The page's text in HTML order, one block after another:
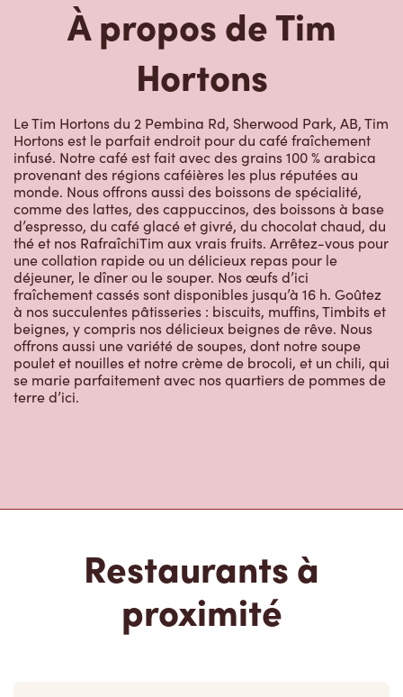
Le Tim Hortons du 2 Pembina Rd, Sherwood Park, AB, Tim
Hortons est le parfait endroit pour du café fraîchement
infusé. Notre café est fait avec des grains 100 % arabica
monde. Nous offrons aussi des boissons de spécialité,
comme des lattes, des cappuccinos, des boissons à base
d’espresso, du café glacé et givré, du chocolat chaud, du
thé et nos RafraîchiTim aux vrais fruits. Arrêtez-vous pour
une collation rapide ou un délicieux repas pour le
déjeuner, le dîner ou le souper. Nos œufs d’ici
fraîchement cassés sont disponibles jusqu’à 16 h. Goûtez
à nos succulentes pâtisseries : biscuits, muffins, Timbits et
beignes, y compris nos délicieux beignes de rêve. Nous
offrons aussi une variété de soupes, dont notre soupe
poulet et nouilles et notre crème de brocoli, et un chili, qui
se marie parfaitement avec nos quartiers de pommes de
terre d’ici.